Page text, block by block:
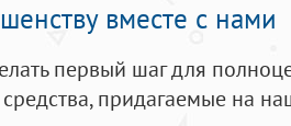
вместе с нами
первый шаг для
придагаемые на